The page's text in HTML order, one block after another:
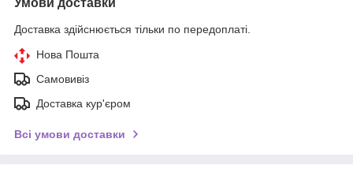
Доставка здійснюється тільки по передоплаті.
Нова Пошта
Самовивіз
Доставка кур'єром
Всі умови доставки